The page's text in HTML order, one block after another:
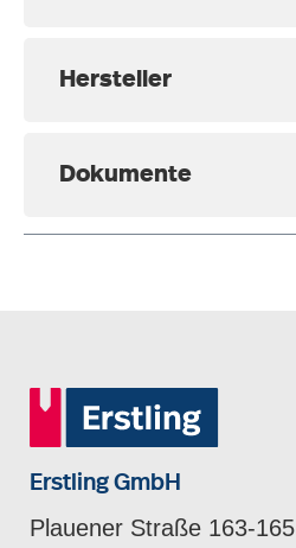
Hersteller
Dokumente
Erstling GmbH
Plauener Straße 163-165